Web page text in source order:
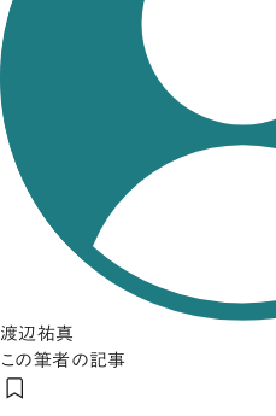
渡辺祐真
この筆者の記事